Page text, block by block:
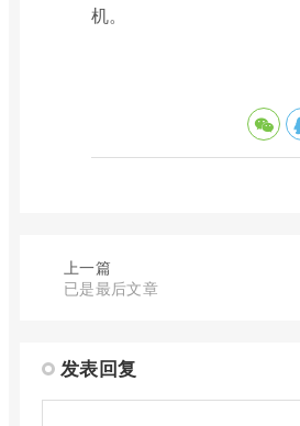
机。
上一篇
已是最后文章
发表回复